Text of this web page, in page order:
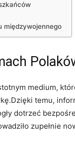
międzywojennego
medium,
temu,
dotrzeć
zupełnie